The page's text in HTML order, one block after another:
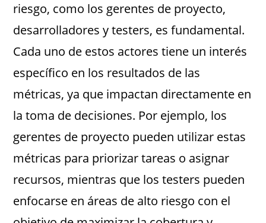
riesgo, como los gerentes de proyecto,
desarrolladores y testers, es fundamental.
Cada uno de estos actores tiene un interés
específico en los resultados de las
métricas, ya que impactan directamente en
la toma de decisiones. Por ejemplo, los
gerentes de proyecto pueden utilizar estas
métricas para priorizar tareas o asignar
recursos, mientras que los testers pueden
enfocarse en áreas de alto riesgo con el